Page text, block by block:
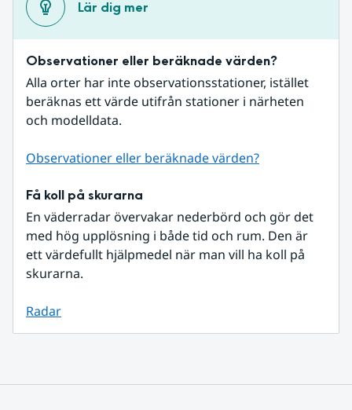
Lär dig mer
Observationer eller beräknade värden?
Alla orter har inte observationsstationer, istället
beräknas ett värde utifrån stationer i närheten
och modelldata.
Observationer eller beräknade värden?
Få koll på skurarna
En väderradar övervakar nederbörd och gör det
med hög upplösning i både tid och rum. Den är
ett värdefullt hjälpmedel när man vill ha koll på
skurarna.
Radar